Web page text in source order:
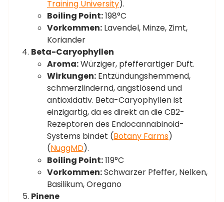
Training University)​.
Boiling Point:198°C
Vorkommen: Lavendel, Minze, Zimt,
Koriander
Beta-Caryophyllen
Aroma:Würziger, pfefferartiger Duft.
Wirkungen: Entzündungshemmend,
schmerzlindernd, angstlösend und
antioxidativ. Beta-Caryophyllen ist
einzigartig, da es direkt an die CB2-
Rezeptoren des Endocannabinoid-
Systems bindet​ (Botany Farms)​​
(NuggMD)​.
Boiling Point:119°C
Vorkommen:Schwarzer Pfeffer, Nelken,
Basilikum, Oregano
Pinene